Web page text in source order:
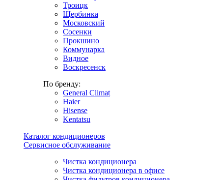
Троицк
Щербинка
Московский
Сосенки
Прокшино
Коммунарка
Видное
Воскресенск
По бренду:
General Climat
Haier
Hisense
Kentatsu
Каталог кондиционеров
Сервисное обслуживание
Чистка кондиционера
Чистка кондиционера в офисе